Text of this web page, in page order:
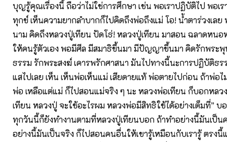
บุญรู้คุณเรื่องนี้ ถือว่าไม่ใช่การศึกษา เช่น พอเราปฏิบัติไป พอเ
ทุกข์ เห็นความยากลำบากก็ไปคิดถึงพ่อถึงแม่ โอ! น้ำตาร่วงเล
นาม คิดถึงหลวงปู่เทียน ปัดโธ่! หลวงปู่เทียน มาสอน ฉลาดหนอ
ให้คนรู้ตัวเอง พอมีศีล มีสมาธิขึ้นมา มีปัญญาขึ้นมา คิดรักพระพุ
ธรรม รักพระสงฆ์ เคารพรักศาสนา มันไปทางนี้นะการปฏิบัติธร
แสไปเลย เห็น เห็นพ่อเห็นแม่ เสียดายแท้ พ่อตายไปก่อน ถ้าพ่อ
พ่อ เหลือแต่แม่ ก็ไปสอนแม่จริง ๆ นะ หลวงพ่อเทียน ก็บอกหลว
เทียน หลวงปู่ จะใช้อะไรผม หลวงพ่อมีสิทธิใช้ได้อย่างเต็มที่” บ
ทุกวันนี้ก็ยังทำงานตามที่หลวงปู่เทียนบอก ถ้าทำอย่างนี้มันเป็น
อย่างนี้มันเป็นจริง ก็ไปสอนคนอื่นให้เขารู้เหมือนกับเรารู้ ตรง